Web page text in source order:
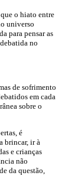
o hiato entre
universo
para pensar as
no
de sofrimento
em cada
sobre o
é
brincar, ir à
e crianças
não
da questão,